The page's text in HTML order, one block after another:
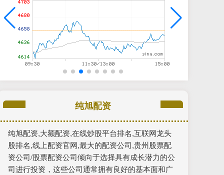
纯旭配资
纯旭配资,大额配资,在线炒股平台排名,互联网龙头
股排名,线上配资官网,最大的配资公司,贵州股票配
资公司/股票配资公司倾向于选择具有成长潜力的公
司进行投资，这些公司通常拥有良好的基本面和广